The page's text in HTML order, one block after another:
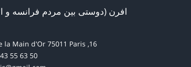
افرن (دوستی بین مردم فرانسه و
16, passage de la Main d'Or 75011 Paris
55 63 50